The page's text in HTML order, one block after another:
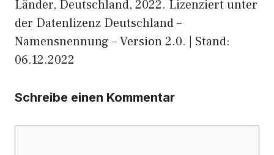
Länder, Deutschland, 2022. Lizenziert unter
der Datenlizenz Deutschland –
Namensnennung – Version 2.0. | Stand:
06.12.2022
Schreibe einen Kommentar